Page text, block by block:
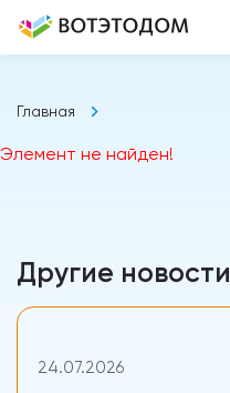
Главная
Элемент не найден!
Другие новости
24.07.2026